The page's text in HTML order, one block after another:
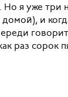
я уже три
и
раз сорок